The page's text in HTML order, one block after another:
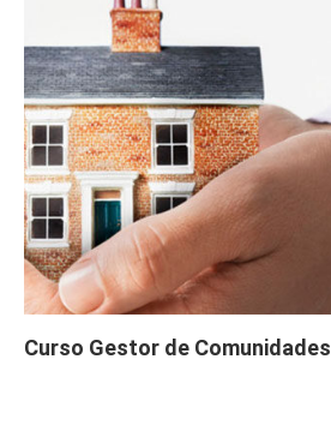
Curso Gestor de Comunidades